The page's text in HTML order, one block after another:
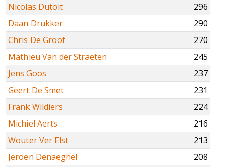
Nicolas Dutoit
296
Daan Drukker
290
Chris De Groof
270
Mathieu Van der Straeten
245
Jens Goos
237
Geert De Smet
231
Frank Wildiers
224
Michiel Aerts
216
Wouter Ver Elst
213
Jeroen Denaeghel
208